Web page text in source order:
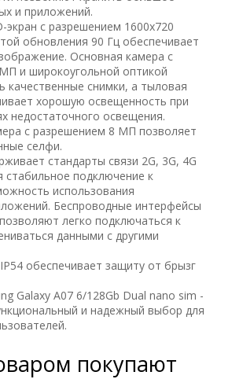
и приложений.
с разрешением 1600x720
обновления 90 Гц обеспечивает
Основная камера с
и широкоугольной оптикой
качественные снимки, а тыловая
хорошую освещенность при
недостаточного освещения.
с разрешением 8 МП позволяет
селфи.
стандарты связи 2G, 3G, 4G
стабильное подключение к
использования
Беспроводные интерфейсы
легко подключаться к
данными с другими
обеспечивает защиту от брызг
Galaxy A07 6/128Gb Dual nano sim -
и надежный выбор для
покупают